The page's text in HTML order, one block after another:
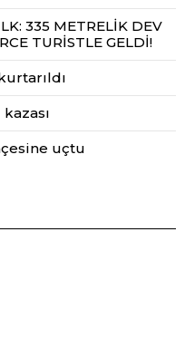
335 METRELİK DEV
TURİSTLE GELDİ!
uçtu